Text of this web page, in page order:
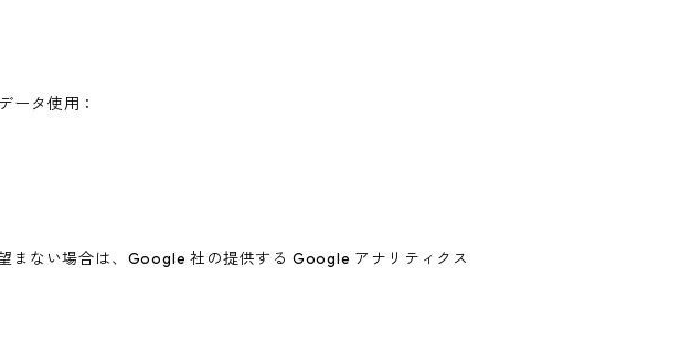
ータ使用：
まない場合は、Google 社の提供する Google アナリティクス